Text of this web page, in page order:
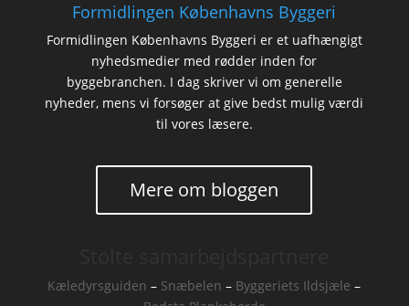
Formidlingen Københavns Byggeri
Formidlingen Københavns Byggeri er et uafhængigt
nyhedsmedier med rødder inden for
byggebranchen. I dag skriver vi om generelle
nyheder, mens vi forsøger at give bedst mulig værdi
til vores læsere.
Mere om bloggen
Kæledyrsguiden – Snæbelen – Byggeriets Ildsjæle –